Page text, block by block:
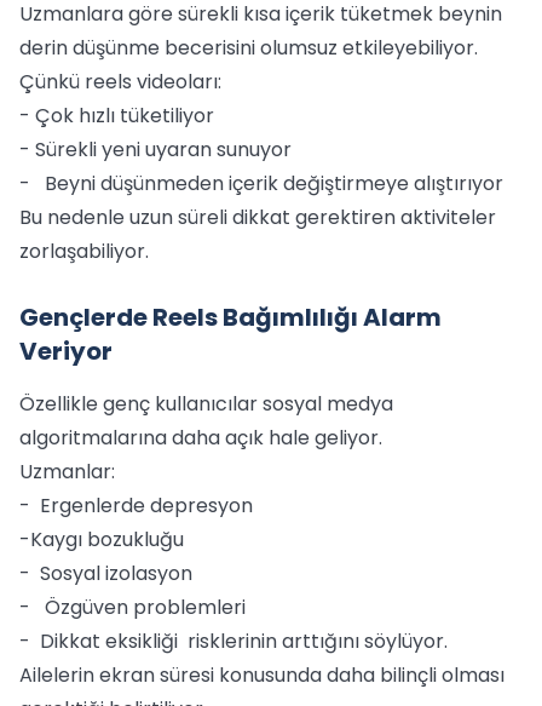
Uzmanlara göre sürekli kısa içerik tüketmek beynin
derin düşünme becerisini olumsuz etkileyebiliyor.
Çünkü reels videoları:
- Çok hızlı tüketiliyor
- Sürekli yeni uyaran sunuyor
- Beyni düşünmeden içerik değiştirmeye alıştırıyor
Bu nedenle uzun süreli dikkat gerektiren aktiviteler
zorlaşabiliyor.
Gençlerde Reels Bağımlılığı Alarm
Veriyor
Özellikle genç kullanıcılar sosyal medya
algoritmalarına daha açık hale geliyor.
Uzmanlar:
- Ergenlerde depresyon
-Kaygı bozukluğu
- Sosyal izolasyon
- Özgüven problemleri
- Dikkat eksikliği risklerinin arttığını söylüyor.
Ailelerin ekran süresi konusunda daha bilinçli olması